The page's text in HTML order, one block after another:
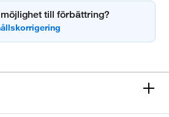
till förbättring?